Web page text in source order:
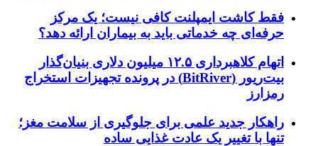
فقط کاشت ایمپلنت کافی نیست؛ یک مرکز
حرفه‌ای چه خدماتی باید به بیماران ارائه دهد؟
اتهام کلاهبرداری ۱۲.۵ میلیون دلاری بنیان‌گذار
بیت‌ریور (BitRiver) در پرونده تجهیزات استخراج
رمزارز
راهکار جدید علمی برای جلوگیری از سلامت مغز؛
تنها با تغییر یک عادت غذایی ساده